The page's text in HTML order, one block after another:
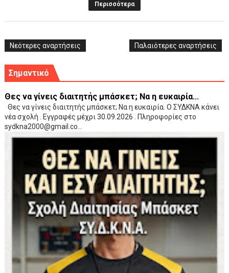
Περισσότερα
Νεότερες αναρτήσεις Παλαιότερες αναρτήσεις
Σημαντικό
Θες να γίνεις διαιτητής μπάσκετ; Να η ευκαιρία...
Θες να γίνεις διαιτητής μπάσκετ; Να η ευκαιρία. Ο ΣΥΔΚΝΑ κάνει
νέα σχολή . Εγγραφές μέχρι 30.09.2026 . Πληροφορίες στο
sydkna2000@gmail.co...